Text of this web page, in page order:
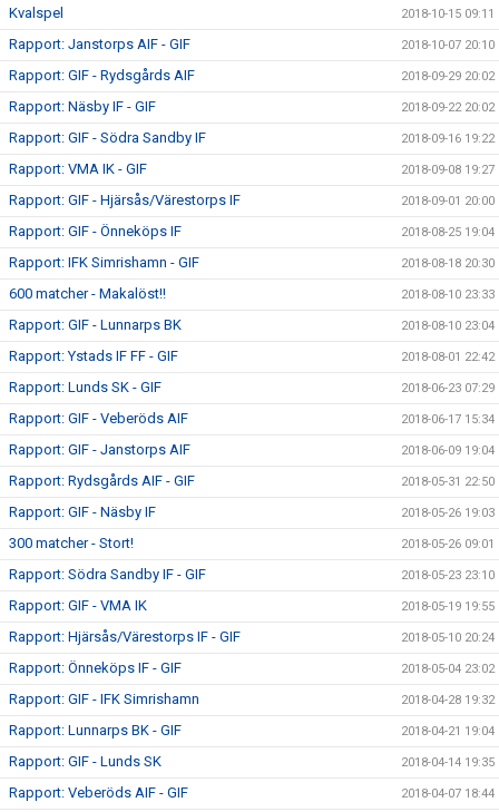
Kvalspel 2018-10-15 09:11
Rapport: Janstorps AIF - GIF 2018-10-07 20:10
Rapport: GIF - Rydsgårds AIF 2018-09-29 20:02
Rapport: Näsby IF - GIF 2018-09-22 20:02
Rapport: GIF - Södra Sandby IF 2018-09-16 19:22
Rapport: VMA IK - GIF 2018-09-08 19:27
Rapport: GIF - Hjärsås/Värestorps IF 2018-09-01 20:00
Rapport: GIF - Önneköps IF 2018-08-25 19:04
Rapport: IFK Simrishamn - GIF 2018-08-18 20:30
600 matcher - Makalöst!! 2018-08-10 23:33
Rapport: GIF - Lunnarps BK 2018-08-10 23:04
Rapport: Ystads IF FF - GIF 2018-08-01 22:42
Rapport: Lunds SK - GIF 2018-06-23 07:29
Rapport: GIF - Veberöds AIF 2018-06-17 15:34
Rapport: GIF - Janstorps AIF 2018-06-09 19:04
Rapport: Rydsgårds AIF - GIF 2018-05-31 22:50
Rapport: GIF - Näsby IF 2018-05-26 19:03
300 matcher - Stort! 2018-05-26 09:01
Rapport: Södra Sandby IF - GIF 2018-05-23 23:10
Rapport: GIF - VMA IK 2018-05-19 19:55
Rapport: Hjärsås/Värestorps IF - GIF 2018-05-10 20:24
Rapport: Önneköps IF - GIF 2018-05-04 23:02
Rapport: GIF - IFK Simrishamn 2018-04-28 19:32
Rapport: Lunnarps BK - GIF 2018-04-21 19:04
Rapport: GIF - Lunds SK 2018-04-14 19:35
Rapport: Veberöds AIF - GIF 2018-04-07 18:44